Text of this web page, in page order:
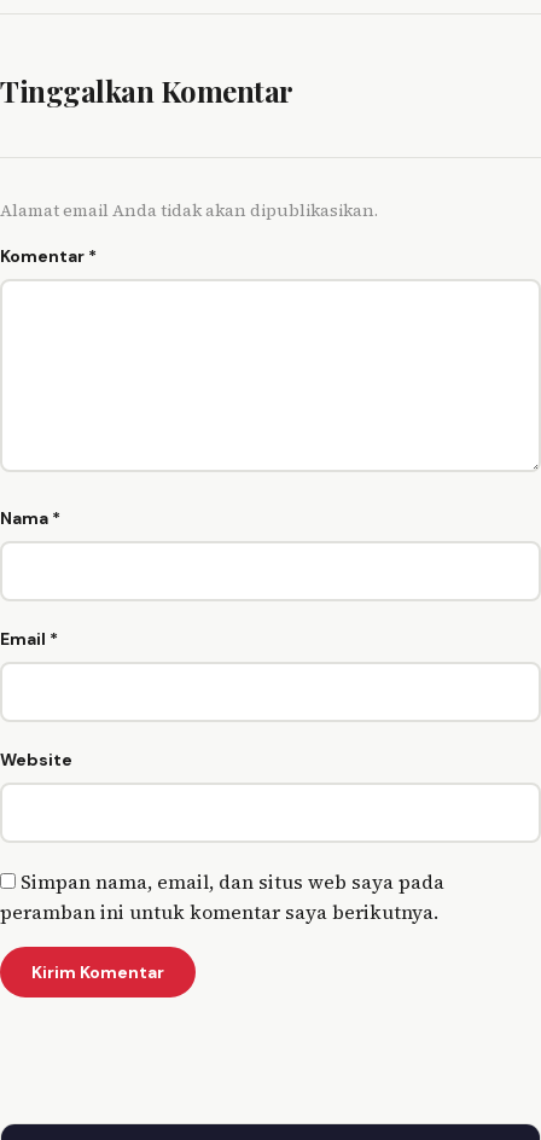
Tinggalkan Komentar
Alamat email Anda tidak akan dipublikasikan.
Komentar *
Nama *
Email *
Website
Simpan nama, email, dan situs web saya pada
peramban ini untuk komentar saya berikutnya.